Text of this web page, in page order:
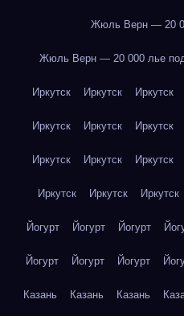
Жюль Верн — 20
Жюль Верн — 20 000 лье
Иркутск Иркутск Иркутск
Иркутск Иркутск Иркутск
Иркутск Иркутск Иркутск
Иркутск Иркутск Иркутск
Йогурт Йогурт Йогурт
Йогурт Йогурт Йогурт
Казань Казань Казань